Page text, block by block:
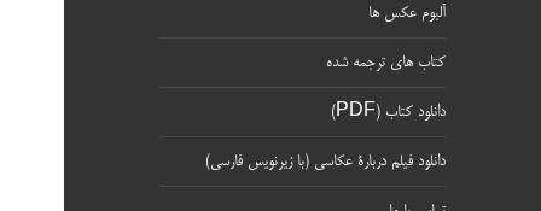
آلبوم عکس ها
کتاب های ترجمه شده
دانلود کتاب (PDF)
دانلود فیلم دربارۀ عکاسی (با زیرنویس فارسی)